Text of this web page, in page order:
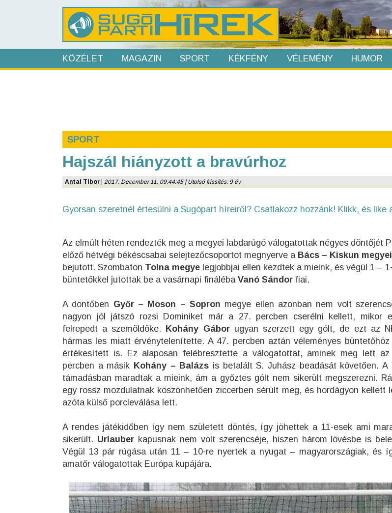
KÖZÉLET MAGAZIN SPORT KÉKFÉNY VÉLEMÉNY HUMOR
SPORT
Hajszál hiányzott a bravúrhoz
Antal Tibor 2017. December 11. 09:44:45 | Utolsó frissítés: 9 év
Gyorsan szeretnél értesülni a Sugópart híreiről? Csatlakozz hozzánk! Klikk, és like
Az elmúlt héten rendezték meg a megyei labdarúgó válogatottak négyes döntőjét
előző hétvégi békéscsabai selejtezőcsoportot megnyerve a Bács – Kiskun
bejutott. Szombaton Tolna megye legjobbjai ellen kezdtek a mieink, és végül 1 –
büntetőkkel jutottak be a vasárnapi fináléba Vanó Sándor fiai.
A döntőben Győr – Moson – Sopron megye ellen azonban nem volt
nagyon jól játszó rozsi Dominiket már a 27. percben cserélni kellett, mikor
felrepedt a szemöldöke.
Kohány Gáborugyan szerzett egy gólt, de ezt az
hármas les miatt érvénytelenítette. A 47. percben aztán véleményes
értékesített is. Ez alaposan felébresztette a válogatottat, aminek meg lett az
percben a másik Kohány – Balázs is betalált S. Juhász beadását követően. A
támadásban maradtak a mieink, ám a győztes gólt nem sikerült megszerezni.
egy rossz mozdulatnak köszönhetően ziccerben sérült meg, és hordágyon kellett
azóta külső porcleválása lett.
A rendes játékidőben így nem született döntés, így jöhettek a 11-esek ami
sikerült. Urlauberkapusnak nem volt szerencséje, hiszen három lövésbe is
Végül 13 pár rúgása után 11 – 10-re nyertek a nyugat – magyarországiak, és
amatőr válogatottak Európa kupájára.